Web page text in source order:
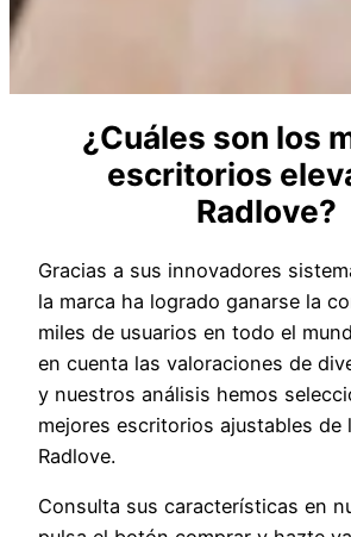
¿Cuáles son los
escritorios
Radlove?
Gracias a sus innovadores
la marca ha logrado ganarse la
miles de usuarios en todo el
en cuenta las valoraciones de
y nuestros análisis hemos
mejores escritorios ajustables de
Radlove.
Consulta sus características en